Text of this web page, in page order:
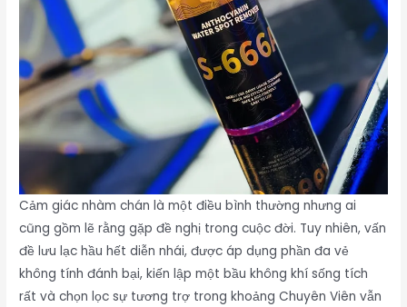
Cảm giác nhàm chán là một điều bình thường nhưng ai
cũng gồm lẽ rằng gặp đề nghị trong cuộc đời. Tuy nhiên, vấn
đề lưu lạc hầu hết diễn nhái, được áp dụng phần đa vẻ
không tính đánh bại, kiến lập một bầu không khí sống tích
rất và chọn lọc sự tương trợ trong khoảng Chuyên Viên vẫn